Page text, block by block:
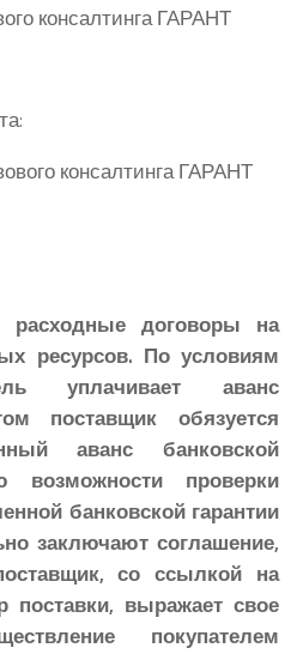
консалтинга ГАРАНТ
консалтинга ГАРАНТ
расходные договоры на
ресурсов. По условиям
уплачивает аванс
поставщик обязуется
аванс банковской
возможности проверки
банковской гарантии
заключают соглашение,
со ссылкой на
поставки, выражает свое
покупателем